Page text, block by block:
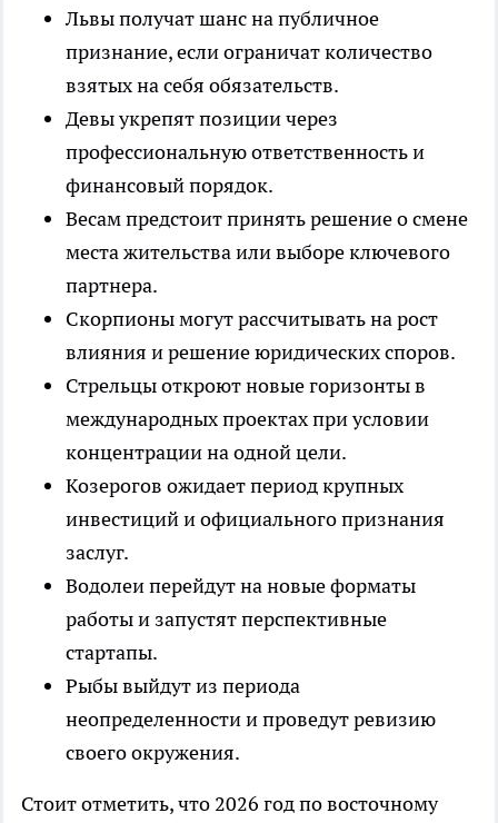
Львы получат шанс на публичное
признание, если ограничат количество
взятых на себя обязательств.
Девы укрепят позиции через
профессиональную ответственность и
финансовый порядок.
Весам предстоит принять решение о смене
места жительства или выборе ключевого
партнера.
Скорпионы могут рассчитывать на рост
влияния и решение юридических споров.
Стрельцы откроют новые горизонты в
международных проектах при условии
концентрации на одной цели.
Козерогов ожидает период крупных
инвестиций и официального признания
заслуг.
Водолеи перейдут на новые форматы
работы и запустят перспективные
стартапы.
Рыбы выйдут из периода
неопределенности и проведут ревизию
своего окружения.
Стоит отметить, что 2026 год по восточному